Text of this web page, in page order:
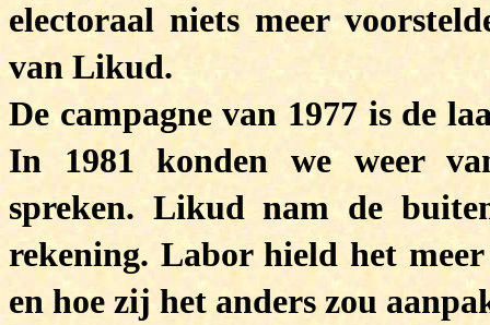
electoraal niets meer
van Likud.
De campagne van 1977 is de
In 1981 konden we weer
spreken. Likud nam de
rekening. Labor hield het
en hoe zij het anders zou